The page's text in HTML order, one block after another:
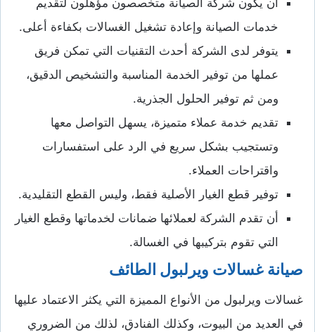
أن يكون شركة الصيانة متخصصون مؤهلون لتقديم
خدمات الصيانة وإعادة تشغيل الغسالات بكفاءة أعلى.
يتوفر لدى الشركة أحدث التقنيات التي تمكن فريق
عملها من توفير الخدمة المناسبة والتشخيص الدقيق،
ومن ثم توفير الحلول الجذرية.
تقديم خدمة عملاء متميزة، يسهل التواصل معها
وتستجيب بشكل سريع في الرد على استفسارات
واقتراحات العملاء.
توفير قطع الغيار الأصلية فقط، وليس القطع التقليدية.
أن تقدم الشركة لعملائها ضمانات لخدماتها وقطع الغيار
التي تقوم بتركيبها في الغسالة.
صيانة غسالات ويرلبول الطائف
غسالات ويرلبول من الأنواع المميزة التي يكثر الاعتماد عليها
في العديد من البيوت، وكذلك الفنادق، لذلك من الضروري